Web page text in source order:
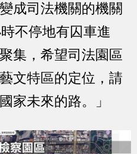
成司法機關的機關
不停地有囚車進
集，希望司法園區
文特區的定位，請
家未來的路。」